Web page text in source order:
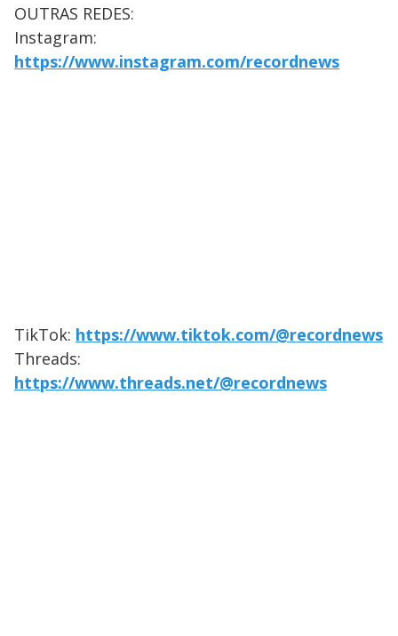
OUTRAS REDES:
Instagram:
https://www.instagram.com/recordnews
TikTok: https://www.tiktok.com/@recordnews
Threads:
https://www.threads.net/@recordnews